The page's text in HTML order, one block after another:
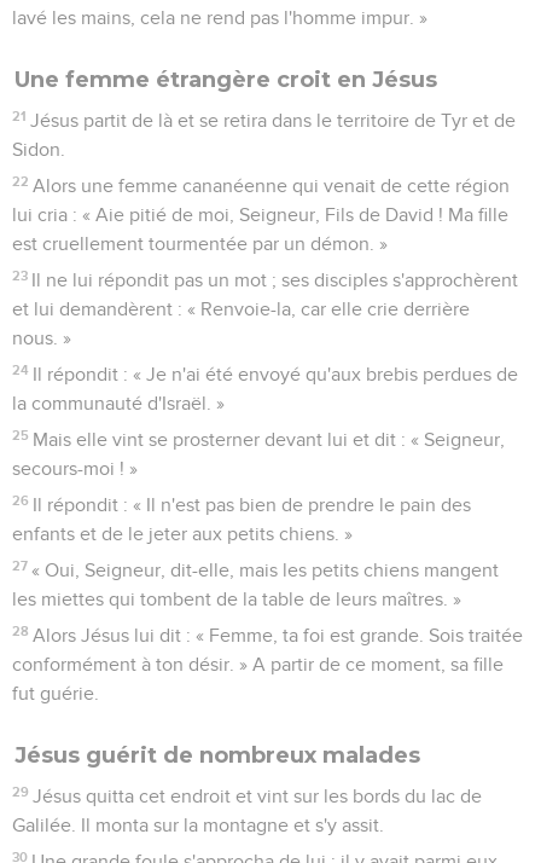
lavé les mains, cela ne rend pas l'homme impur. »
Une femme étrangère croit en Jésus
21 Jésus partit de là et se retira dans le territoire de Tyr et de
Sidon.
22 Alors une femme cananéenne qui venait de cette région
lui cria : « Aie pitié de moi, Seigneur, Fils de David ! Ma fille
est cruellement tourmentée par un démon. »
23 Il ne lui répondit pas un mot ; ses disciples s'approchèrent
et lui demandèrent : « Renvoie-la, car elle crie derrière
nous. »
24 Il répondit : « Je n'ai été envoyé qu'aux brebis perdues de
la communauté d'Israël. »
25 Mais elle vint se prosterner devant lui et dit : « Seigneur,
secours-moi ! »
26 Il répondit : « Il n'est pas bien de prendre le pain des
enfants et de le jeter aux petits chiens. »
27 « Oui, Seigneur, dit-elle, mais les petits chiens mangent
les miettes qui tombent de la table de leurs maîtres. »
28 Alors Jésus lui dit : « Femme, ta foi est grande. Sois traitée
conformément à ton désir. » A partir de ce moment, sa fille
fut guérie.
Jésus guérit de nombreux malades
29 Jésus quitta cet endroit et vint sur les bords du lac de
Galilée. Il monta sur la montagne et s'y assit.
30